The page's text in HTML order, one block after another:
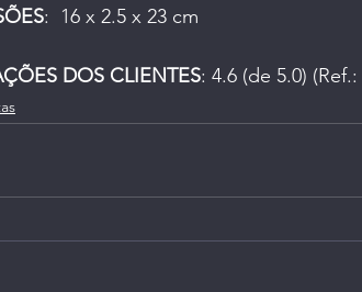
: 16 x 2.5 x 23 cm
DOS CLIENTES: 4.6 (de 5.0) (Ref.: